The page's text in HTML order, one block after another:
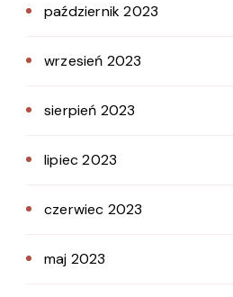
październik 2023
wrzesień 2023
sierpień 2023
lipiec 2023
czerwiec 2023
maj 2023